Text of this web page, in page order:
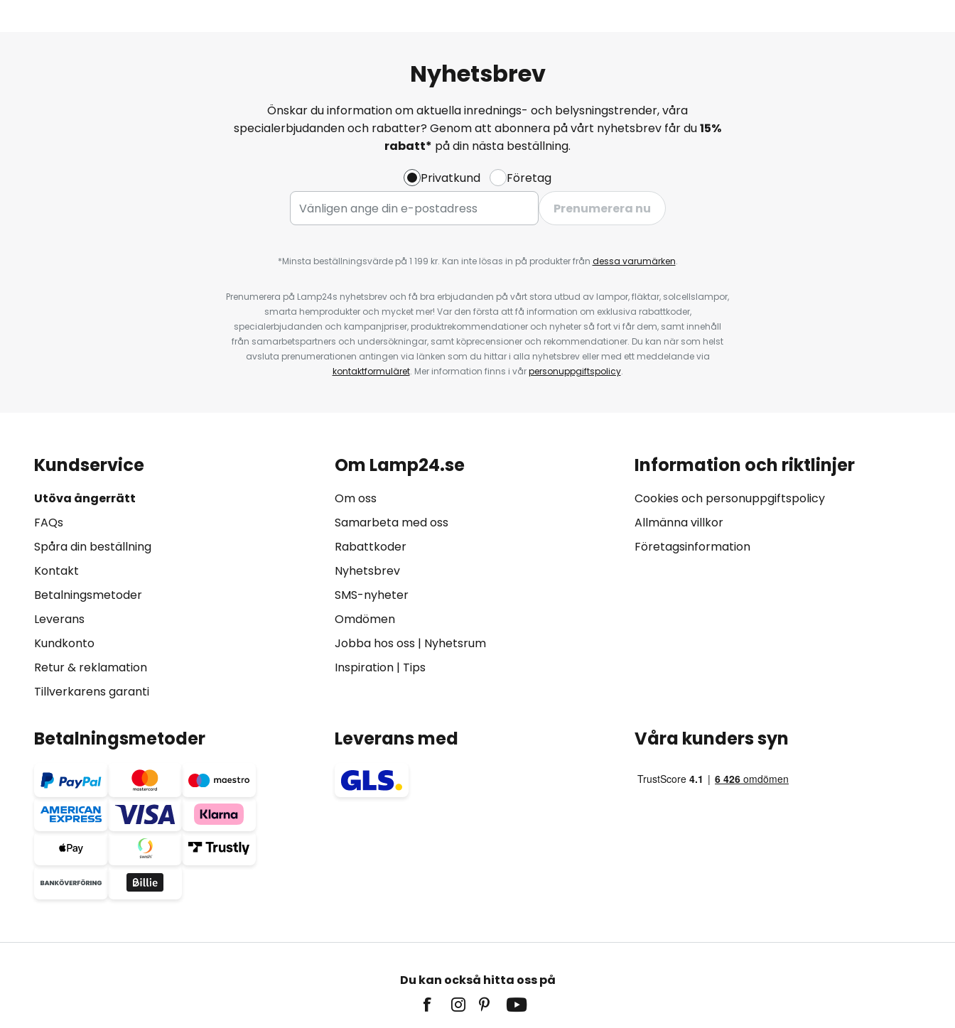
Nyhetsbrev
Önskar du information om aktuella inrednings- och belysningstrender, våra
specialerbjudanden och rabatter? Genom att abonnera på vårt nyhetsbrev får du15%
rabatt* på din nästa beställning.
Privatkund
Företag
Prenumerera nu
*Minsta beställningsvärde på 1 199 kr. Kan inte lösas in på produkter från dessa varumärken.
Prenumerera på Lamp24s nyhetsbrev och få bra erbjudanden på vårt stora utbud av lampor, fläktar, solcellslampor,
smarta hemprodukter och mycket mer! Var den första att få information om exklusiva rabattkoder,
specialerbjudanden och kampanjpriser, produktrekommendationer och nyheter så fort vi får dem, samt innehåll
från samarbetspartners och undersökningar, samt köprecensioner och rekommendationer. Du kan när som helst
avsluta prenumerationen antingen via länken som du hittar i alla nyhetsbrev eller med ett meddelande via
kontaktformuläret. Mer information finns i vårpersonuppgiftspolicy.
Kundservice
Utöva ångerrätt
FAQs
Spåra din beställning
Kontakt
Betalningsmetoder
Leverans
Kundkonto
Retur & reklamation
Tillverkarens garanti
Om Lamp24.se
Om oss
Samarbeta med oss
Rabattkoder
Nyhetsbrev
SMS-nyheter
Omdömen
Jobba hos oss| Nyhetsrum
Inspiration| Tips
Information och riktlinjer
Cookies och personuppgiftspolicy
Allmänna villkor
Företagsinformation
Betalningsmetoder Leverans med Våra kunders syn
Du kan också hitta oss på